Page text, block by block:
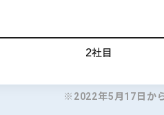
※2022年5月17日か